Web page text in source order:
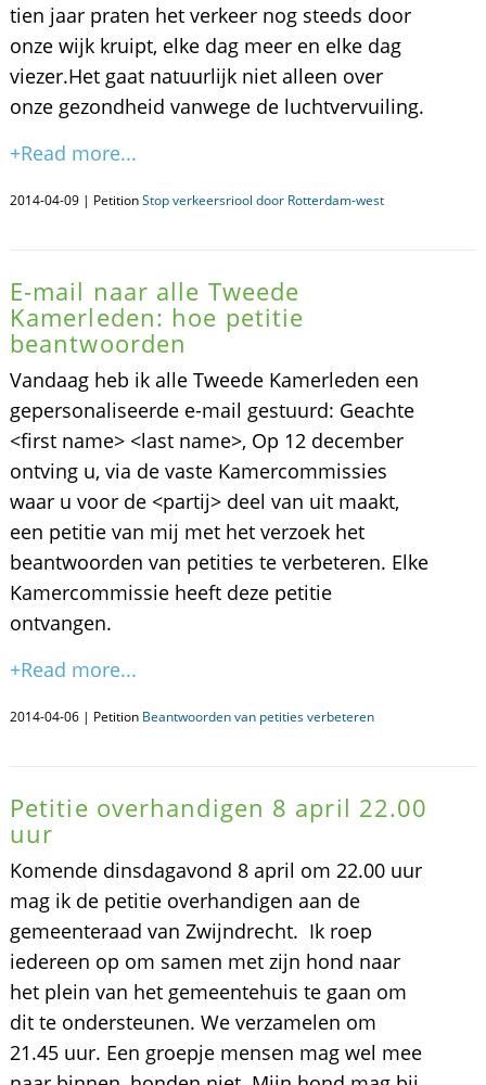
tien jaar praten het verkeer nog steeds door
onze wijk kruipt, elke dag meer en elke dag
viezer.Het gaat natuurlijk niet alleen over
onze gezondheid vanwege de luchtvervuiling.
+Read more...
2014-04-09 | PetitionStop verkeersriool door Rotterdam-west
E-mail naar alle Tweede
Kamerleden: hoe petitie
beantwoorden
Vandaag heb ik alle Tweede Kamerleden een
gepersonaliseerde e-mail gestuurd: Geachte
<first name> <last name>, Op 12 december
ontving u, via de vaste Kamercommissies
waar u voor de <partij> deel van uit maakt,
een petitie van mij met het verzoek het
beantwoorden van petities te verbeteren. Elke
Kamercommissie heeft deze petitie
ontvangen.
+Read more...
2014-04-06 | Petition Beantwoorden van petities verbeteren
Petitie overhandigen 8 april 22.00
uur
Komende dinsdagavond 8 april om 22.00 uur
mag ik de petitie overhandigen aan de
gemeenteraad van Zwijndrecht. Ik roep
iedereen op om samen met zijn hond naar
het plein van het gemeentehuis te gaan om
dit te ondersteunen. We verzamelen om
21.45 uur. Een groepje mensen mag wel mee